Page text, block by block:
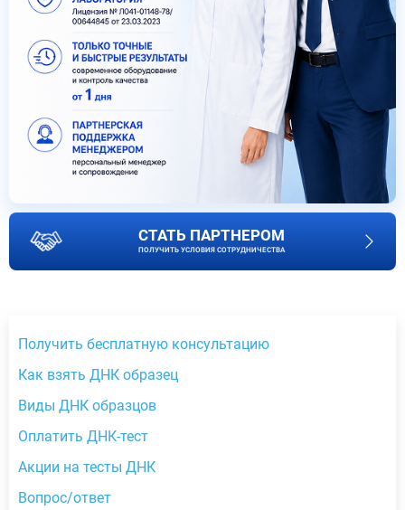
СТАТЬ ПАРТНЕРОМ
ПОЛУЧИТЬ УСЛОВИЯ СОТРУДНИЧЕСТВА
Получить бесплатную консультацию
Как взять ДНК образец
Виды ДНК образцов
Оплатить ДНК-тест
Акции на тесты ДНК
Вопрос/ответ